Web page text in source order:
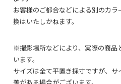
お客様のご都合などによる別のカ
換はいたしかねます。
※撮影場所などにより、実際の商品
います。
サイズは全て平置き採寸ですが、